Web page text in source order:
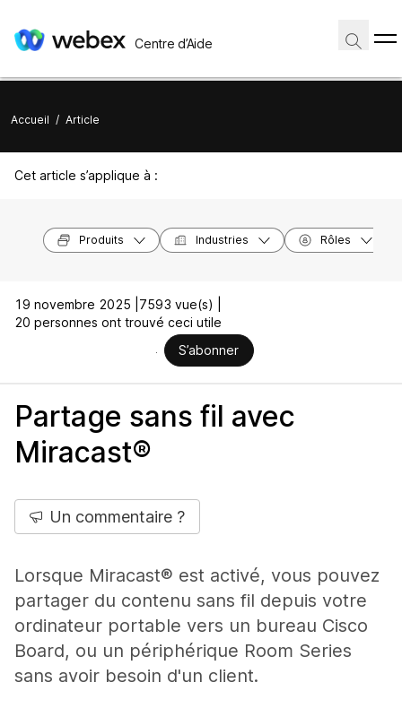
Centre d’Aide
Accueil / Article
Cet article s’applique à :
Produits Industries Rôles
19 novembre 2025 | 7593 vue(s) |
20 personnes ont trouvé ceci utile
S’abonner
Partage sans fil avec
Miracast®
Un commentaire ?
Lorsque Miracast® est activé, vous pouvez
partager du contenu sans fil depuis votre
ordinateur portable vers un bureau Cisco
Board, ou un périphérique Room Series
sans avoir besoin d'un client.